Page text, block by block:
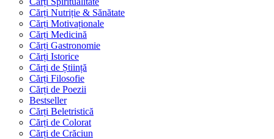
Cărți Nutriție & Sănătate
Cărți Motivaționale
Cărți Medicină
Cărți Gastronomie
Cărți Istorice
Cărți de Știință
Cărți Filosofie
Cărți de Poezii
Bestseller
Cărți Beletristică
Cărți de Colorat
Cărți de Crăciun